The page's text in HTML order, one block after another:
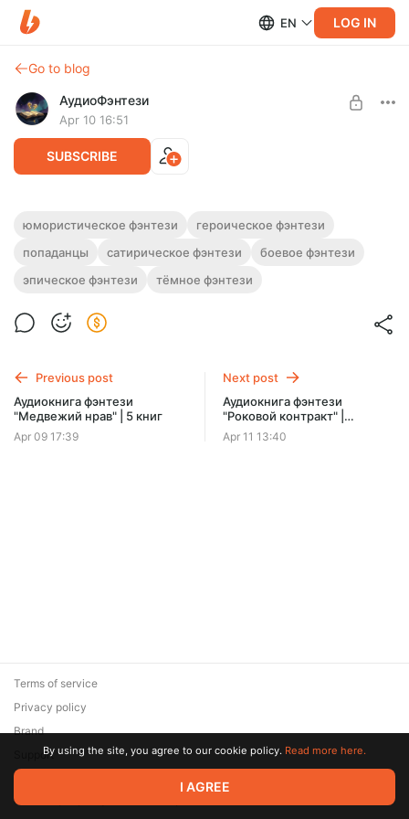
EN LOG IN
Go to blog
АудиоФэнтези
Apr 10 16:51
SUBSCRIBE
Аудиокнига фэнтези "Светлый фарс"
Полная версия.
Слушайте эту и другие фэнтези-аудиокниги полностью, без
рекламы и любых ограничений!
Level required:
Billed every 12 months.
Offer ends 08 August.
юмористическое фэнтези
героическое фэнтези
попаданцы
сатирическое фэнтези
боевое фэнтези
эпическое фэнтези
тёмное фэнтези
Previous post
Аудиокнига фэнтези
"Медвежий нрав" | 5 книг
Apr 09 17:39
Next post
Аудиокнига фэнтези
"Роковой контракт" |
Дилогия
Apr 11 13:40
© 2026 Zaya Solutions Limited. All rights reserved. All trademarks
are the property of their respective owners.
Terms of service
Privacy policy
Brand
SupportBy using the site, you agree to our cookie policy. Read more here.
I AGREE